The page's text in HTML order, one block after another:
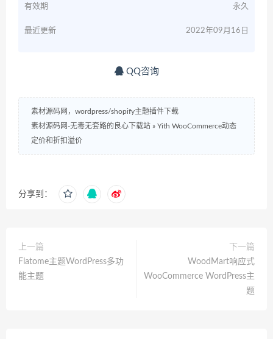
有效期 永久
最近更新 2022年09月16日
QQ咨询
素材源码网，wordpress/shopify主题插件下载
素材源码网-无毒无套路的良心下载站 » Yith WooCommerce动态
定价和折扣溢价
分享到：
上一篇
Flatome主题WordPress多功
能主题
下一篇
WoodMart响应式
WooCommerce WordPress主
题